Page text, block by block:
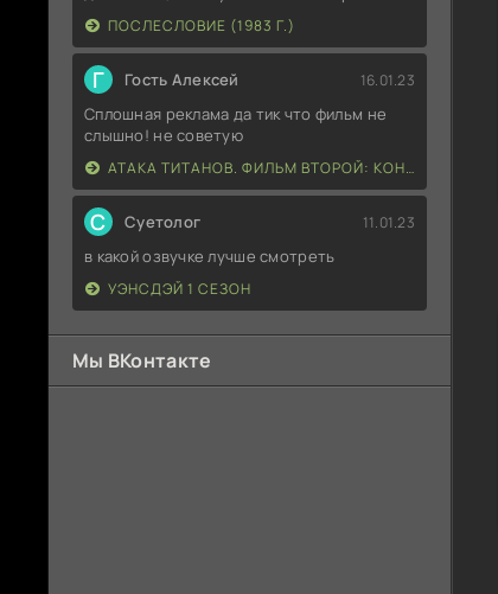
ПОСЛЕСЛОВИЕ (1983 Г.)
Г Гость Алексей 16.01.23
Сплошная реклама да тик что фильм не
слышно! не советую
АТАКА ТИТАНОВ. ФИЛЬМ ВТОРОЙ: КОНЕЦ СВЕТА
С Суетолог 11.01.23
в какой озвучке лучше смотреть
УЭНСДЭЙ 1 СЕЗОН
Мы ВКонтакте